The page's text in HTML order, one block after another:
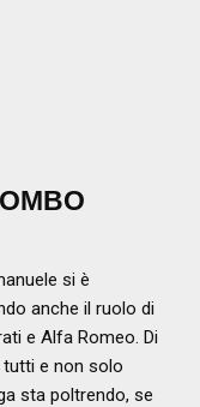
si è
anche il ruolo di
e Alfa Romeo. Di
tutti e non solo
sta poltrendo, se